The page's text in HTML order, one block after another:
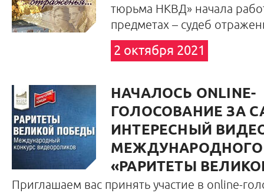
тюрьма НКВД» начала
предметах – судеб
2 октября 2021
НАЧАЛОСЬ ONLINE-
ГОЛОСОВАНИЕ ЗА
ИНТЕРЕСНЫЙ
МЕЖДУНАРОДНОГО
«РАРИТЕТЫ
Приглашаем вас принять участие в online-